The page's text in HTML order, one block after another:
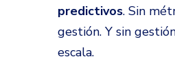
predictivos. Sin
gestión. Y sin
escala.